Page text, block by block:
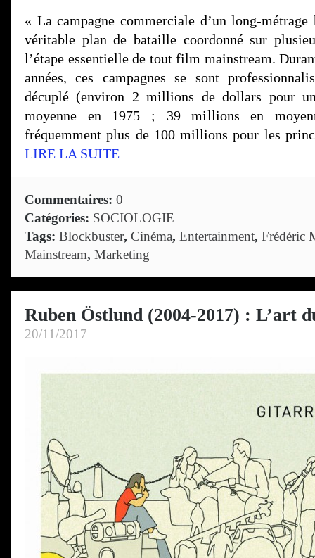
« La campagne commerciale d’un long-
véritable plan de bataille coordonné sur
l’étape essentielle de tout film mainstream.
années, ces campagnes se sont
décuplé (environ 2 millions de dollars pour
moyenne en 1975 ; 39 millions en
fréquemment plus de 100 millions pour les
LIRE LA SUITE
Commentaires: 0
Catégories: SOCIOLOGIE
Tags: Blockbuster, Cinéma, Entertainment, Frédéric
Mainstream, Marketing
Ruben Östlund (2004-2017) : L’art
20/11/2017